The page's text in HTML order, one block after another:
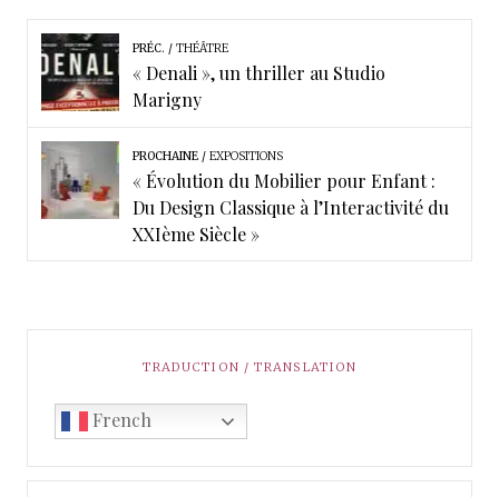
PRÉC. THÉÂTRE
« Denali », un thriller au Studio
Marigny
PROCHAINE EXPOSITIONS
« Évolution du Mobilier pour Enfant :
Du Design Classique à l’Interactivité du
XXIème Siècle »
TRADUCTION / TRANSLATION
French